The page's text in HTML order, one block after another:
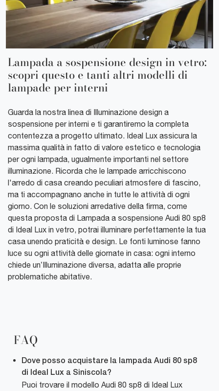
Lampada a sospensione design in vetro:
scopri questo e tanti altri modelli di
lampade per interni
Guarda la nostra linea di Illuminazione design a
sospensione per interni e ti garantiremo la completa
contentezza a progetto ultimato. Ideal Lux assicura la
massima qualità in fatto di valore estetico e tecnologia
per ogni lampada, ugualmente importanti nel settore
illuminazione. Ricorda che le lampade arricchiscono
l'arredo di casa creando peculiari atmosfere di fascino,
ma ti accompagnano anche in tutte le attività di ogni
giorno. Con le soluzioni arredative della firma, come
questa proposta di Lampada a sospensione Audi 80 sp8
di Ideal Lux in vetro, potrai illuminare perfettamente la tua
casa unendo praticità e design. Le fonti luminose fanno
luce su ogni attività delle giornate in casa: ogni interno
chiede un’Illuminazione diversa, adatta alle proprie
problematiche abitative.
FAQ
Dove posso acquistare la lampada Audi 80 sp8
di Ideal Lux a Siniscola?
Puoi trovare il modello Audi 80 sp8 di Ideal Lux